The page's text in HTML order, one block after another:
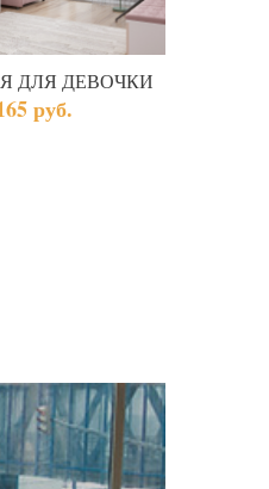
ДЛЯ ДЕВОЧКИ
руб.